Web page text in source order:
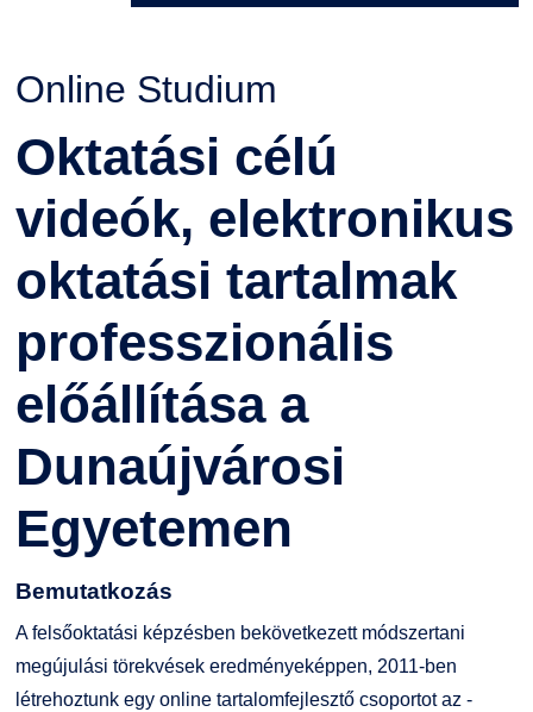
Érdekvédelmi testületek
Díjak, elismerések
Kapcsolat
Telefonkönyv
Minőségirányítás
Intézményi és Tanulmányi Tájékoztató
Együttműködő partnereink
Online Studium
Oktatási célú
videók, elektronikus
oktatási tartalmak
professzionális
előállítása a
Dunaújvárosi
Egyetemen
Bemutatkozás
A felsőoktatási képzésben bekövetkezett módszertani
megújulási törekvések eredményeképpen, 2011-ben
létrehoztunk egy online tartalomfejlesztő csoportot az -